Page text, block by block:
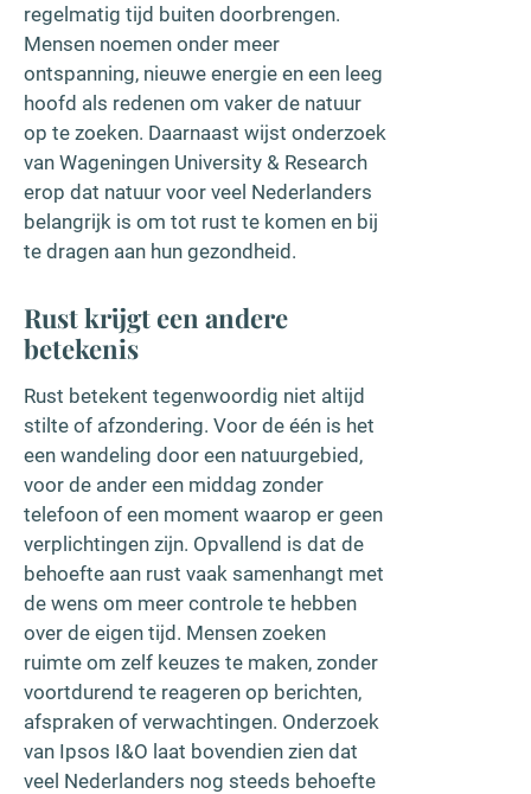
regelmatig tijd buiten doorbrengen.
Mensen noemen onder meer
ontspanning, nieuwe energie en een leeg
hoofd als redenen om vaker de natuur
op te zoeken. Daarnaast wijst onderzoek
van Wageningen University & Research
erop dat natuur voor veel Nederlanders
belangrijk is om tot rust te komen en bij
te dragen aan hun gezondheid.
Rust krijgt een andere
betekenis
Rust betekent tegenwoordig niet altijd
stilte of afzondering. Voor de één is het
een wandeling door een natuurgebied,
voor de ander een middag zonder
telefoon of een moment waarop er geen
verplichtingen zijn. Opvallend is dat de
behoefte aan rust vaak samenhangt met
de wens om meer controle te hebben
over de eigen tijd. Mensen zoeken
ruimte om zelf keuzes te maken, zonder
voortdurend te reageren op berichten,
afspraken of verwachtingen. Onderzoek
van Ipsos I&O laat bovendien zien dat
veel Nederlanders nog steeds behoefte